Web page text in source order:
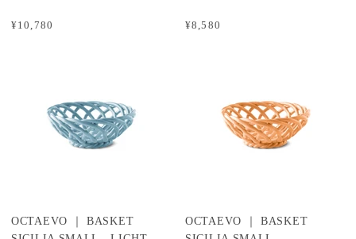
¥10,780 ¥8,580
OCTAEVO ｜ BASKET
OCTAEVO ｜ BASKET